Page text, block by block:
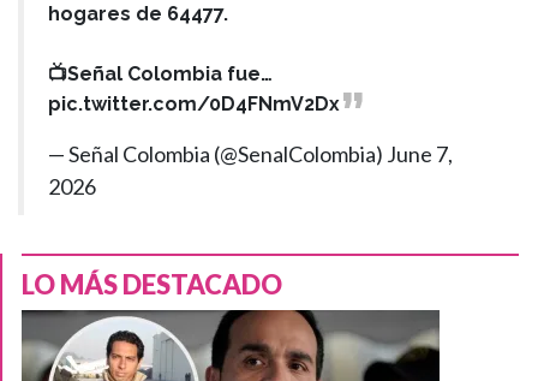
hogares de 64477.
📺Señal Colombia fue…
pic.twitter.com/0D4FNmV2Dx
— Señal Colombia (@SenalColombia) June 7,
2026
LO MÁS DESTACADO